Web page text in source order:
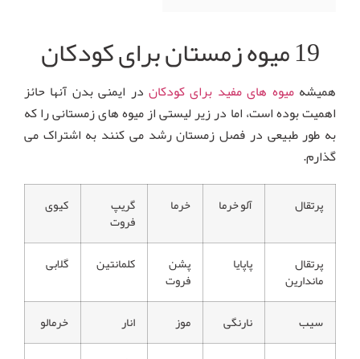
19 میوه زمستان برای کودکان
همیشهمیوه های مفید برای کودکان در ایمنی بدن آنها حائز
اهمیت بوده است، اما در زیر لیستی از میوه های زمستانی را که
به طور طبیعی در فصل زمستان رشد می کنند به اشتراک می
گذارم.
پرتقال آلو خرما خرما گریپ
فروت
کیوی
پرتقال
ماندارین
پاپایا پشن
فروت
کلمانتین گلابی
سیب نارنگی موز انار
خرمالو